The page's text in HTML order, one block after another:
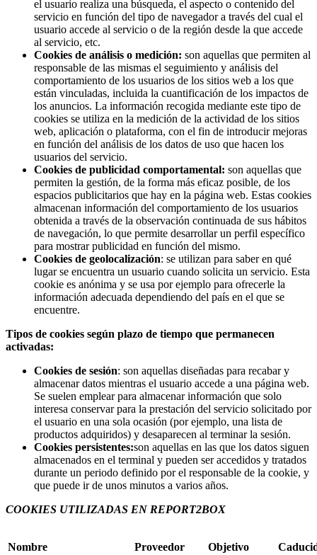
el usuario realiza una búsqueda, el aspecto o contenido del
servicio en función del tipo de navegador a través del cual el
usuario accede al servicio o de la región desde la que accede
al servicio, etc.
Cookies de análisis o medición: son aquellas que permiten al
responsable de las mismas el seguimiento y análisis del
comportamiento de los usuarios de los sitios web a los que
están vinculadas, incluida la cuantificación de los impactos de
los anuncios. La información recogida mediante este tipo de
cookies se utiliza en la medición de la actividad de los sitios
web, aplicación o plataforma, con el fin de introducir mejoras
en función del análisis de los datos de uso que hacen los
usuarios del servicio.
Cookies de publicidad comportamental: son aquellas que
permiten la gestión, de la forma más eficaz posible, de los
espacios publicitarios que hay en la página web. Estas cookies
almacenan información del comportamiento de los usuarios
obtenida a través de la observación continuada de sus hábitos
de navegación, lo que permite desarrollar un perfil específico
para mostrar publicidad en función del mismo.
Cookies de geolocalización: se utilizan para saber en qué
lugar se encuentra un usuario cuando solicita un servicio. Esta
cookie es anónima y se usa por ejemplo para ofrecerle la
información adecuada dependiendo del país en el que se
encuentre.
Tipos de cookies según plazo de tiempo que permanecen
activadas:
Cookies de sesión: son aquellas diseñadas para recabar y
almacenar datos mientras el usuario accede a una página web.
Se suelen emplear para almacenar información que solo
interesa conservar para la prestación del servicio solicitado por
el usuario en una sola ocasión (por ejemplo, una lista de
productos adquiridos) y desaparecen al terminar la sesión.
Cookies persistentes:son aquellas en las que los datos siguen
almacenados en el terminal y pueden ser accedidos y tratados
durante un periodo definido por el responsable de la cookie, y
que puede ir de unos minutos a varios años.
COOKIES UTILIZADAS EN REPORT2BOX
Nombre Proveedor Objetivo